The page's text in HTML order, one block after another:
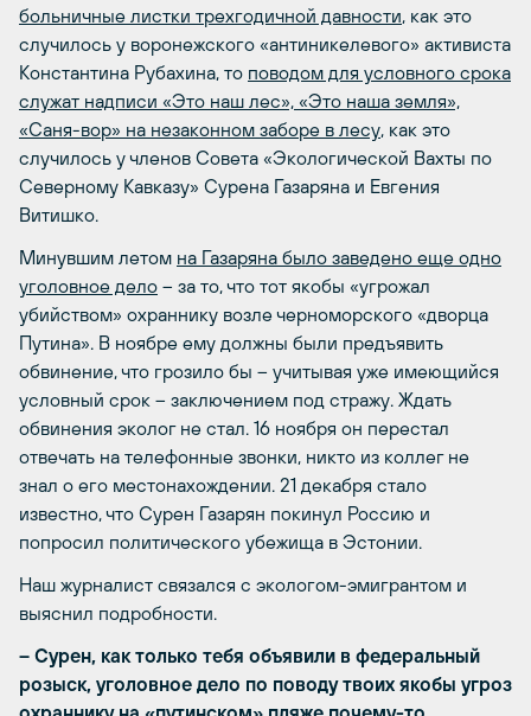
больничные листки трехгодичной давности, как это
случилось у воронежского «антиникелевого» активиста
Константина Рубахина, то поводом для условного срока
служат надписи «Это наш лес», «Это наша земля»,
«Саня-вор» на незаконном заборе в лесу, как это
случилось у членов Совета «Экологической Вахты по
Северному Кавказу» Сурена Газаряна и Евгения
Витишко.
Минувшим летом на Газаряна было заведено еще одно
уголовное дело – за то, что тот якобы «угрожал
убийством» охраннику возле черноморского «дворца
Путина». В ноябре ему должны были предъявить
обвинение, что грозило бы – учитывая уже имеющийся
условный срок – заключением под стражу. Ждать
обвинения эколог не стал. 16 ноября он перестал
отвечать на телефонные звонки, никто из коллег не
знал о его местонахождении. 21 декабря стало
известно, что Сурен Газарян покинул Россию и
попросил политического убежища в Эстонии.
Наш журналист связался с экологом-эмигрантом и
выяснил подробности.
– Сурен, как только тебя объявили в федеральный
розыск, уголовное дело по поводу твоих якобы угроз